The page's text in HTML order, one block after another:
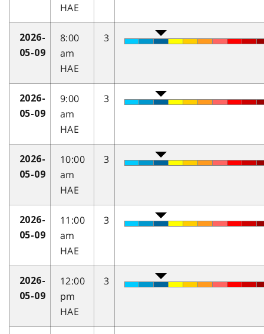
HAE
2026-
05-09
8:00
am
HAE
3
2026-
05-09
9:00
am
HAE
3
2026-
05-09
10:00
am
HAE
3
2026-
05-09
11:00
am
HAE
3
2026-
05-09
12:00
pm
HAE
3